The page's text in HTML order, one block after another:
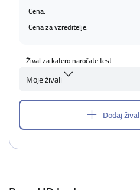
Cena:
Cena za vzreditelje:
Žival za katero naročate test
Moje živali
Dodaj žival